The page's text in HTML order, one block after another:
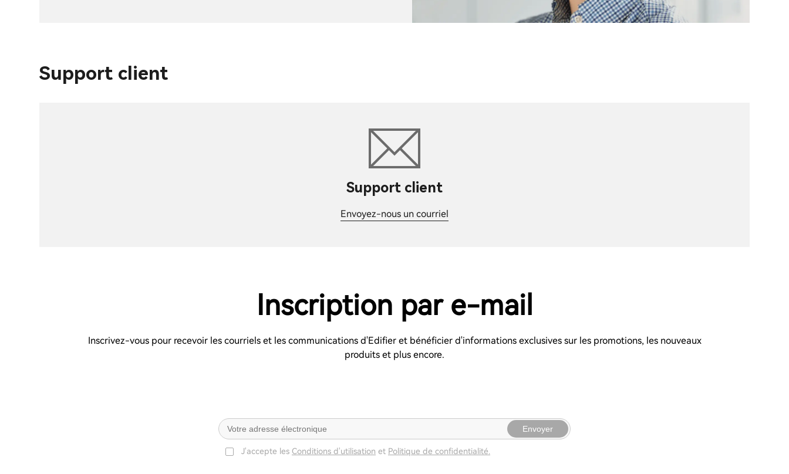
Support client
Support client
Envoyez-nous un courriel
Inscription par e-mail
Inscrivez-vous pour recevoir les courriels et les communications d'Edifier et bénéficier d'informations exclusives sur les promotions, les nouveaux
produits et plus encore.
Envoyer
J'accepte les Conditions d'utilisation et Politique de confidentialité.